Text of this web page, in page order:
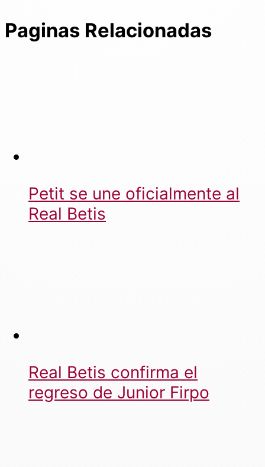
Paginas Relacionadas
Petit se une oficialmente al
Real Betis
Real Betis confirma el
regreso de Junior Firpo